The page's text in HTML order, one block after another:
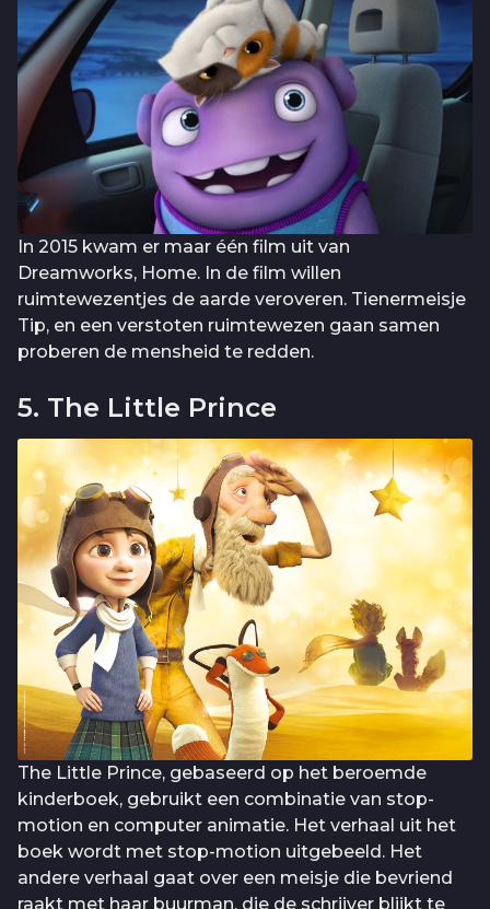
In 2015 kwam er maar één film uit van
Dreamworks, Home. In de film willen
ruimtewezentjes de aarde veroveren. Tienermeisje
Tip, en een verstoten ruimtewezen gaan samen
proberen de mensheid te redden.
5. The Little Prince
The Little Prince, gebaseerd op het beroemde
kinderboek, gebruikt een combinatie van stop-
motion en computer animatie. Het verhaal uit het
boek wordt met stop-motion uitgebeeld. Het
andere verhaal gaat over een meisje die bevriend
raakt met haar buurman, die de schrijver blijkt te